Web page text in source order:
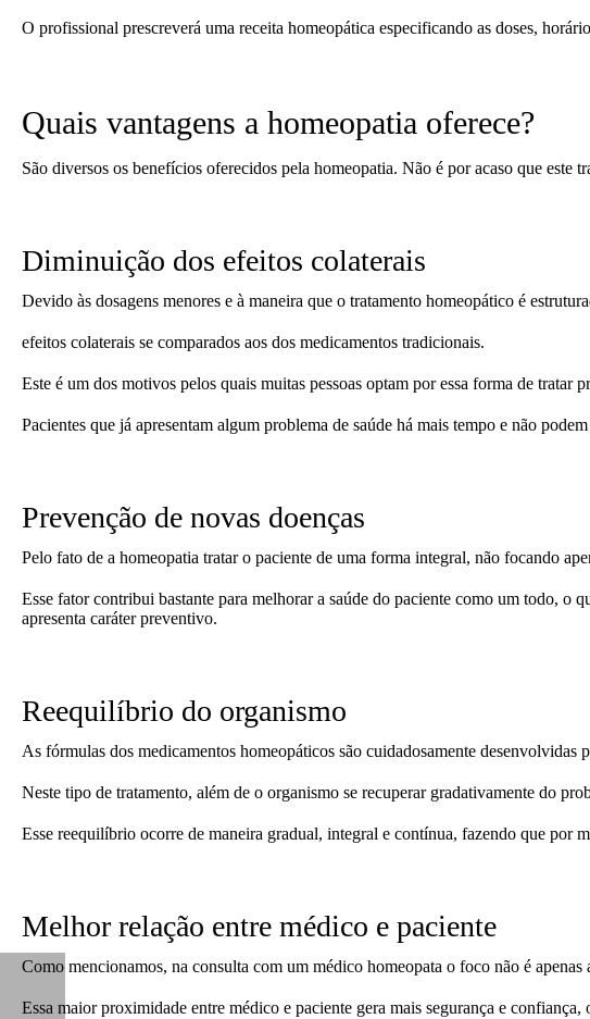
O profissional prescreverá uma receita homeopática especificando as doses,
Quais vantagens a homeopatia oferece?
São diversos os benefícios oferecidos pela homeopatia. Não é por acaso que este
Diminuição dos efeitos colaterais
Devido às dosagens menores e à maneira que o tratamento homeopático é
efeitos colaterais se comparados aos dos medicamentos tradicionais.
Este é um dos motivos pelos quais muitas pessoas optam por essa forma de tratar
Pacientes que já apresentam algum problema de saúde há mais tempo e não
Prevenção de novas doenças
Pelo fato de a homeopatia tratar o paciente de uma forma integral, não focando
Esse fator contribui bastante para melhorar a saúde do paciente como um todo, o
apresenta caráter preventivo.
Reequilíbrio do organismo
As fórmulas dos medicamentos homeopáticos são cuidadosamente desenvolvidas
Neste tipo de tratamento, além de o organismo se recuperar gradativamente do
Esse reequilíbrio ocorre de maneira gradual, integral e contínua, fazendo que por
Melhor relação entre médico e paciente
Como mencionamos, na consulta com um médico homeopata o foco não é
Essa maior proximidade entre médico e paciente gera mais segurança e confiança,